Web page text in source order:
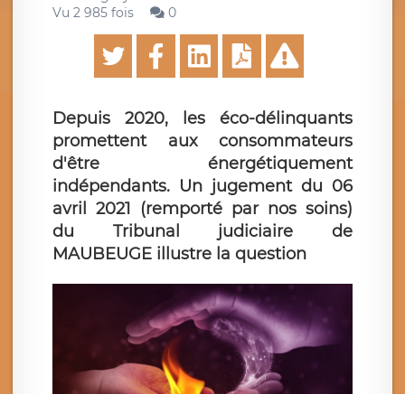
Vu 2 985 fois
0
Depuis 2020, les éco-délinquants
promettent aux consommateurs
d'être énergétiquement
indépendants. Un jugement du 06
avril 2021 (remporté par nos soins)
du Tribunal judiciaire de
MAUBEUGE illustre la question